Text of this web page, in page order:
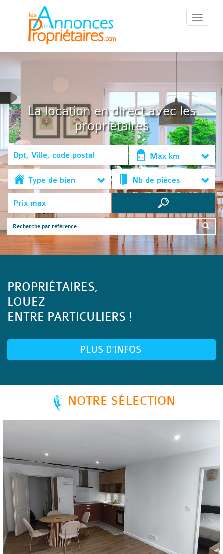
::Menu::
La location en direct avec les
propriétaires
Max km
Type de bien Nb de pièces
PROPRIÉTAIRES,
LOUEZ
ENTRE PARTICULIERS !
PLUS D'INFOS
NOTRE SÉLECTION